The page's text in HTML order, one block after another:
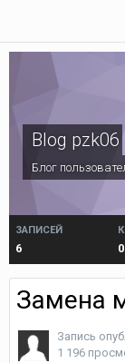
Blog pzk06
Блог
ЗАПИСЕЙ
6 0
Замена
Запись
1 196